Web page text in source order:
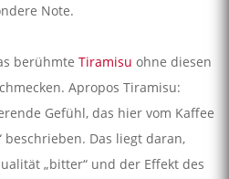
Note.
berühmte Tiramisu ohne diesen
Apropos Tiramisu:
Gefühl, das hier vom Kaffee
Das liegt daran,
„bitter“ und der Effekt des